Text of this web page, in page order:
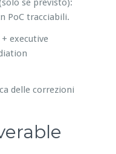
se previsto):
PoC tracciabili.
executive
delle correzioni